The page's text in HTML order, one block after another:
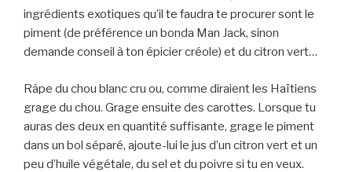
ingrédients exotiques qu’il te faudra te procurer sont le
piment (de préférence un bonda Man Jack, sinon
demande conseil à ton épicier créole) et du citron vert…
Râpe du chou blanc cru ou, comme diraient les Haïtiens
grage du chou. Grage ensuite des carottes. Lorsque tu
auras des deux en quantité suffisante, grage le piment
dans un bol séparé, ajoute-lui le jus d’un citron vert et un
peu d’huile végétale, du sel et du poivre si tu en veux.